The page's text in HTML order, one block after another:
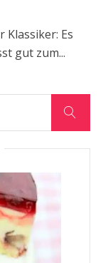
Klassiker: Es
gut zum...